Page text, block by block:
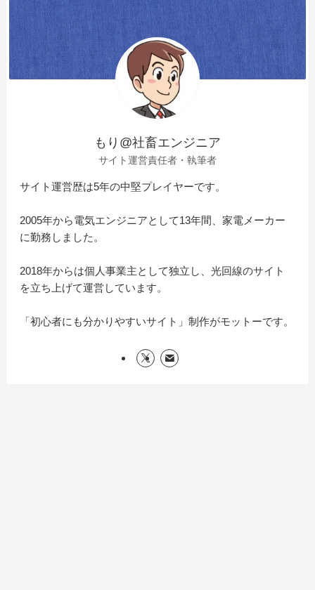
もり@社畜エンジニア
サイト運営責任者・執筆者
サイト運営歴は5年の中堅プレイヤーです。
2005年から電気エンジニアとして13年間、家電メーカー
に勤務しました。
2018年からは個人事業主として独立し、光回線のサイト
を立ち上げて運営しています。
「初心者にも分かりやすいサイト」制作がモットーです。